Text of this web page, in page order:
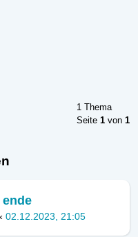
1 Thema
Seite 1 von 1
02.12.2023, 21:05